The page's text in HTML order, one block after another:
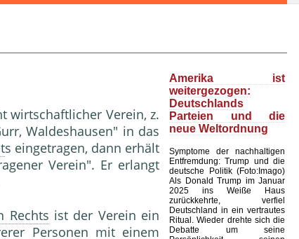
wirtschaftlicher Verein, z.
Waldeshausen" in das
s eingetragen, dann erhält
Verein". Er erlangt
Rechts ist der Verein ein
Personen mit einem
Amerika ist
weitergezogen:
Deutschlands
Parteien und die
neue Weltordnung
Symptome der nachhaltigen
Entfremdung: Trump und die
deutsche Politik (Foto:Imago)
Als Donald Trump im Januar
2025 ins Weiße Haus
zurückkehrte, verfiel
Deutschland in ein vertrautes
Ritual. Wieder drehte sich die
Debatte um seine